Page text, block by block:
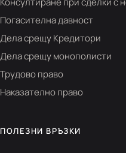
Погасителна давност
Дела срещу Кредитори
Дела срещу монополисти
Трудово право
Наказателно право
ПОЛЕЗНИ ВРЪЗКИ